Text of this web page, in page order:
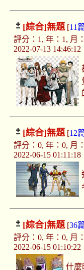
[綜合]無題[11
評分：1, 年：1, 月
2022-07-13 14:46:12
[綜合]無題[12
評分：0, 年：0, 月
2022-06-15 01:11:18
[綜合]無題[36
評分：0, 年：0, 月
2022-06-15 01:10:22
什麼